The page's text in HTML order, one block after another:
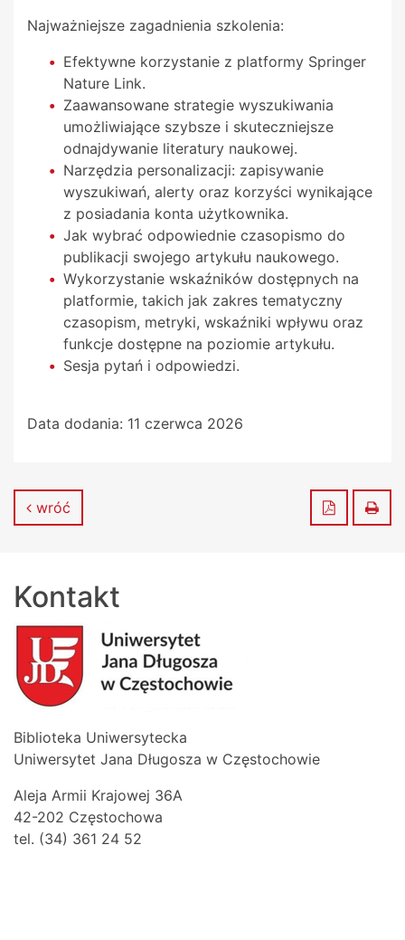
Najważniejsze zagadnienia szkolenia:
Efektywne korzystanie z platformy Springer
Nature Link.
Zaawansowane strategie wyszukiwania
umożliwiające szybsze i skuteczniejsze
odnajdywanie literatury naukowej.
Narzędzia personalizacji: zapisywanie
wyszukiwań, alerty oraz korzyści wynikające
z posiadania konta użytkownika.
Jak wybrać odpowiednie czasopismo do
publikacji swojego artykułu naukowego.
Wykorzystanie wskaźników dostępnych na
platformie, takich jak zakres tematyczny
czasopism, metryki, wskaźniki wpływu oraz
funkcje dostępne na poziomie artykułu.
Sesja pytań i odpowiedzi.
Data dodania: 11 czerwca 2026
wróć Zapisz do
Kontakt
Biblioteka Uniwersytecka
Uniwersytet Jana Długosza w Częstochowie
Aleja Armii Krajowej 36A
42-202 Częstochowa
tel. (34) 361 24 52